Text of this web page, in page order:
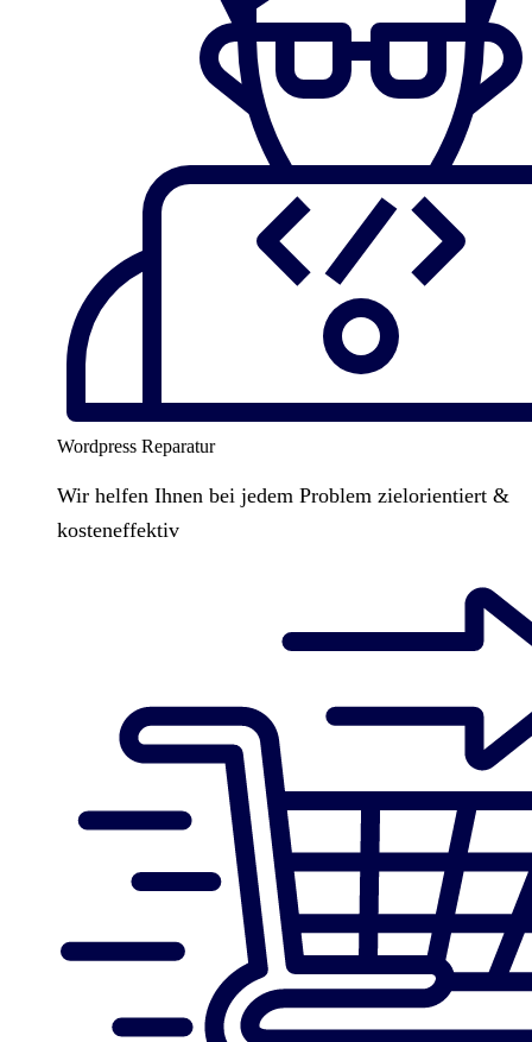
Wordpress Reparatur
Wir helfen Ihnen bei jedem Problem zielorientiert &
kosteneffektiv